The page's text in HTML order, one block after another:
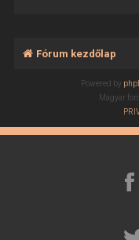
Fórum kezdőlap
Powered by
Magyar